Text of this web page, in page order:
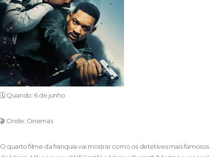
🗓️ Quando: 6 de junho
🎬 Onde: Cinemas
O quarto filme da franquia vai mostrar como os detetives mais famosos